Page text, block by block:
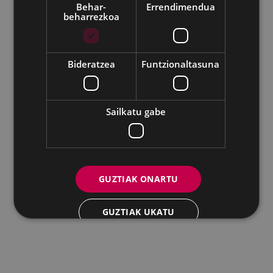
Eibarko Andretxea - Isasi kalea, 11 | 20600 Eibar
Andretxea: 943 54 39 38
Berdintasuna: 943 70 84 40
IFZ: P2003100A | DIR3 L01200300
Behar-
beharrezkoa
Errendimendua
Bideratzea Funtzionaltasuna
Sailkatu gabe
GUZTIAK ONARTU
GUZTIAK UKATU